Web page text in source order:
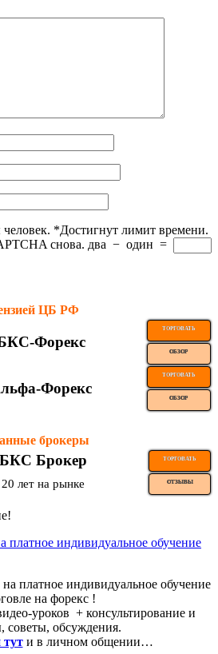
*Достигнут лимит времени.
снова. два − один =
ЦБ РФ
Форекс
ТОРГОВАТЬ
ОБЗОР
Форекс
ТОРГОВАТЬ
ОБЗОР
брокеры
БКС Брокер ТОРГОВАТЬ
20 лет на рынке ОТЗЫВЫ
платное индивидуальное обучение
на форекс !
уроков ️ + консультирование и
советы, обсуждения.
тут и в личном общении…